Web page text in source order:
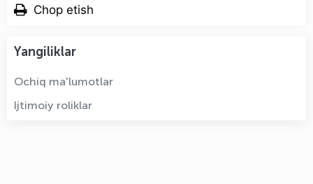
Chop etish
Yangiliklar
Ochiq ma'lumotlar
Ijtimoiy roliklar